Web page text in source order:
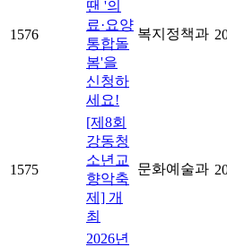
1576
땐 '의
료·요양
통합돌
봄'을
신청하
세요!
복지정책과
1575
[제8회
강동청
소년교
향악축
제] 개
최
문화예술과
2026년